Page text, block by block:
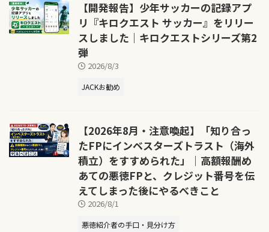
【開発報告】少年サッカーの記録アプ
リ『キロクエスト サッカー』をリリー
スしました｜キロクエストシリーズ第2
弾
2026/8/3
JACKお勧め
【2026年8月・注意喚起】「知り合っ
たFPにインベスターズトラスト（海外
積立）をすすめられた」｜高額報酬め
あての悪徳FPと、クレジット番号を伝
えてしまった後にやるべきこと
2026/8/1
悪徳紹介者の手口・見分け方